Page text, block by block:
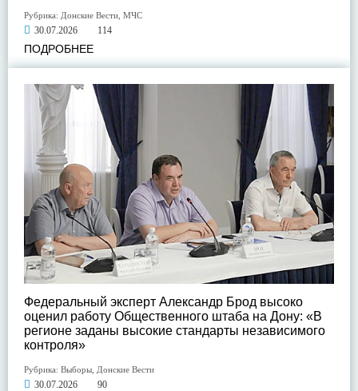
Рубрика: Донские Вести МЧС
30.07.2026 114
ПОДРОБНЕЕ
Федеральный эксперт Александр Брод высоко
оценил работу Общественного штаба на Дону: «В
регионе заданы высокие стандарты независимого
контроля»
Рубрика: Выборы Донские Вести
30.07.2026 90